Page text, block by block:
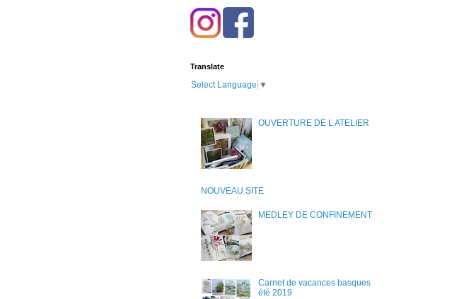
Translate
Select Language ▼
OUVERTURE DE L ATELIER
NOUVEAU SITE
MEDLEY DE CONFINEMENT
Carnet de vacances basques
été 2019